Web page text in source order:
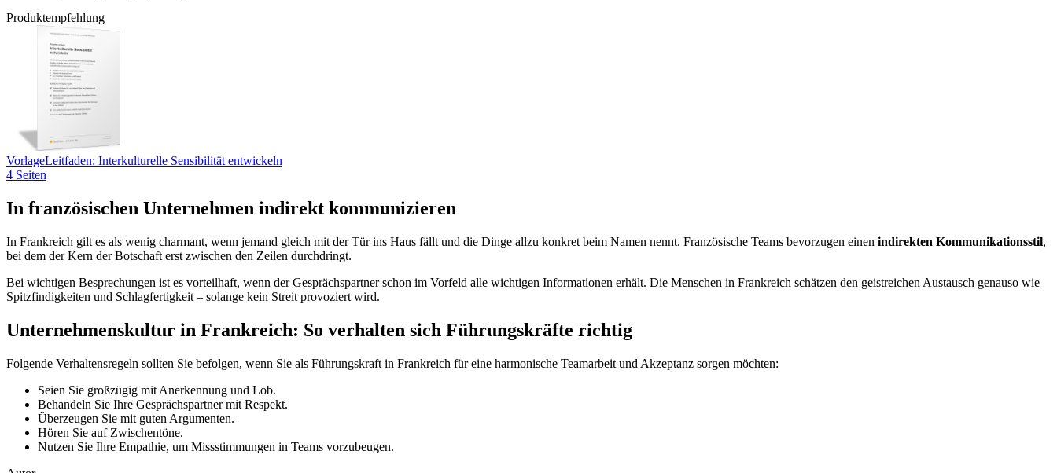
Produktempfehlung
VorlageLeitfaden: Interkulturelle Sensibilität entwickeln
4 Seiten
In französischen Unternehmen indirekt kommunizieren
In Frankreich gilt es als wenig charmant, wenn jemand gleich mit der Tür ins Haus fällt und die Dinge allzu konkret beim Namen nennt. Französische Teams bevorzugen einen indirekten Kommunikationsstil,
bei dem der Kern der Botschaft erst zwischen den Zeilen durchdringt.
Bei wichtigen Besprechungen ist es vorteilhaft, wenn der Gesprächspartner schon im Vorfeld alle wichtigen Informationen erhält. Die Menschen in Frankreich schätzen den geistreichen Austausch genauso wie
Spitzfindigkeiten und Schlagfertigkeit – solange kein Streit provoziert wird.
Unternehmenskultur in Frankreich: So verhalten sich Führungskräfte richtig
Folgende Verhaltensregeln sollten Sie befolgen, wenn Sie als Führungskraft in Frankreich für eine harmonische Teamarbeit und Akzeptanz sorgen möchten:
Seien Sie großzügig mit Anerkennung und Lob.
Behandeln Sie Ihre Gesprächspartner mit Respekt.
Überzeugen Sie mit guten Argumenten.
Hören Sie auf Zwischentöne.
Nutzen Sie Ihre Empathie, um Missstimmungen in Teams vorzubeugen.